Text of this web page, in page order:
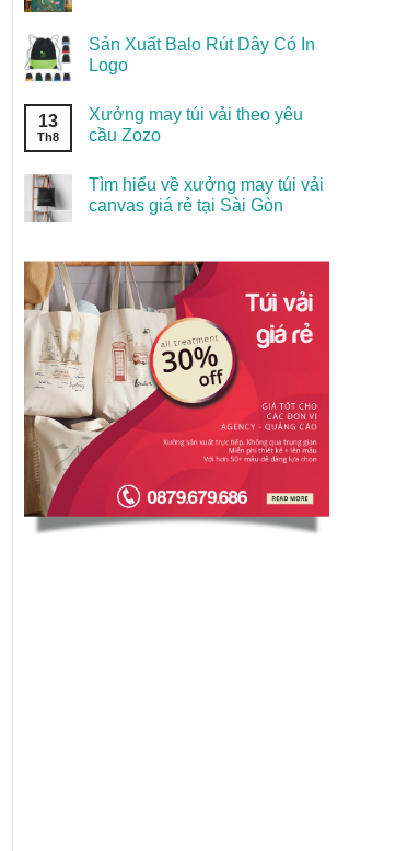
Sản Xuất Balo Rút Dây Có In
Logo
13
Th8
Xưởng may túi vải theo yêu
cầu Zozo
Tìm hiểu về xưởng may túi vải
canvas giá rẻ tại Sài Gòn